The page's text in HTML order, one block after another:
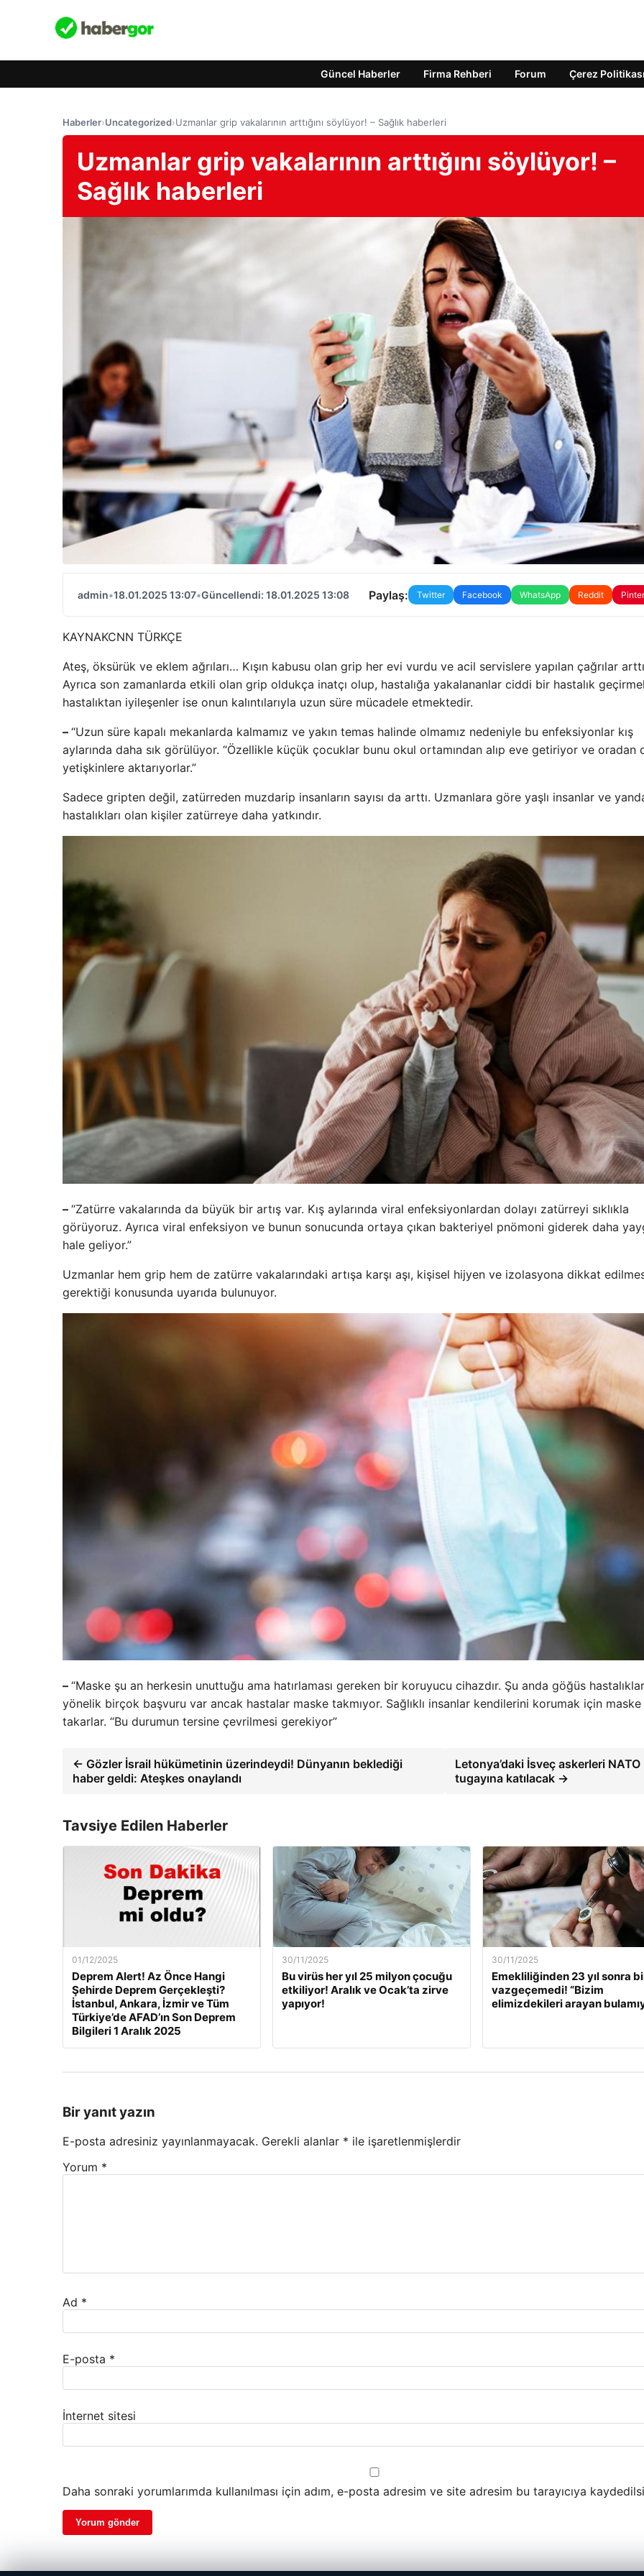
Güncel Haberler Firma Rehberi Forum Çerez
Haberler›Uncategorized›Uzmanlar grip vakalarının arttığını söylüyor! – Sağlık haberleri
Uzmanlar grip vakalarının arttığını söylüyor! –
Sağlık haberleri
admin•18.01.2025 13:07•Güncellendi: 18.01.2025 13:08 Paylaş: Twitter Facebook WhatsApp Reddit
KAYNAKCNN TÜRKÇE
Ateş, öksürük ve eklem ağrıları… Kışın kabusu olan grip her evi vurdu ve acil servislere yapılan çağrılar
Ayrıca son zamanlarda etkili olan grip oldukça inatçı olup, hastalığa yakalananlar ciddi bir hastalık
hastalıktan iyileşenler ise onun kalıntılarıyla uzun süre mücadele etmektedir.
– “Uzun süre kapalı mekanlarda kalmamız ve yakın temas halinde olmamız nedeniyle bu enfeksiyonlar kış
aylarında daha sık görülüyor. “Özellikle küçük çocuklar bunu okul ortamından alıp eve getiriyor ve oradan
yetişkinlere aktarıyorlar.”
Sadece gripten değil, zatürreden muzdarip insanların sayısı da arttı. Uzmanlara göre yaşlı insanlar ve
hastalıkları olan kişiler zatürreye daha yatkındır.
– “Zatürre vakalarında da büyük bir artış var. Kış aylarında viral enfeksiyonlardan dolayı zatürreyi sıklıkla
görüyoruz. Ayrıca viral enfeksiyon ve bunun sonucunda ortaya çıkan bakteriyel pnömoni giderek daha
hale geliyor.”
Uzmanlar hem grip hem de zatürre vakalarındaki artışa karşı aşı, kişisel hijyen ve izolasyona dikkat
gerektiği konusunda uyarıda bulunuyor.
– “Maske şu an herkesin unuttuğu ama hatırlaması gereken bir koruyucu cihazdır. Şu anda göğüs
yönelik birçok başvuru var ancak hastalar maske takmıyor. Sağlıklı insanlar kendilerini korumak için maske
takarlar. “Bu durumun tersine çevrilmesi gerekiyor”
← Gözler İsrail hükümetinin üzerindeydi! Dünyanın beklediği
haber geldi: Ateşkes onaylandı
Letonya’daki İsveç askerleri NATO
tugayına katılacak →
Tavsiye Edilen Haberler
01/12/2025
Deprem Alert! Az Önce Hangi
Şehirde Deprem Gerçekleşti?
İstanbul, Ankara, İzmir ve Tüm
Türkiye’de AFAD’ın Son Deprem
Bilgileri 1 Aralık 2025
30/11/2025
Bu virüs her yıl 25 milyon çocuğu
etkiliyor! Aralık ve Ocak’ta zirve
yapıyor!
30/11/2025
Emekliliğinden 23 yıl sonra
vazgeçemedi! “Bizim
elimizdekileri arayan
Bir yanıt yazın
E-posta adresiniz yayınlanmayacak. Gerekli alanlar * ile işaretlenmişlerdir
Yorum *
Ad *
E-posta *
İnternet sitesi
Daha sonraki yorumlarımda kullanılması için adım, e-posta adresim ve site adresim bu tarayıcıya